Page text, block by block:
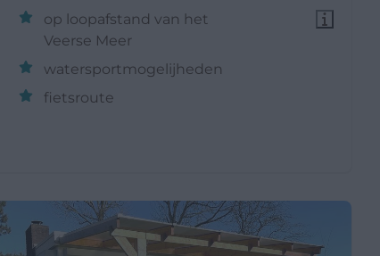
op loopafstand van het
Veerse Meer
watersportmogelijheden
fietsroute